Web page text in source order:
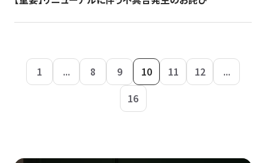
1 ... 8 9 10 11 12
...
16